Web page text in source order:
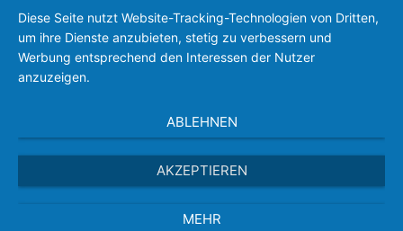
BDP – Presseausweis
Presse-PKW Schild
Zertifizierung
Diese Seite nutzt Website-Tracking-Technologien von Dritten,
um ihre Dienste anzubieten, stetig zu verbessern und
Werbung entsprechend den Interessen der Nutzer
anzuzeigen.
ABLEHNEN
AKZEPTIEREN
MEHR